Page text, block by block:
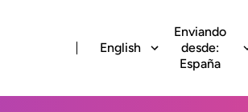
English
Enviando
desde:
España